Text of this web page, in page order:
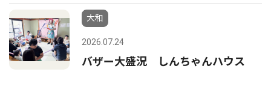
大和
2026.07.24
バザー大盛況 しんちゃんハウス